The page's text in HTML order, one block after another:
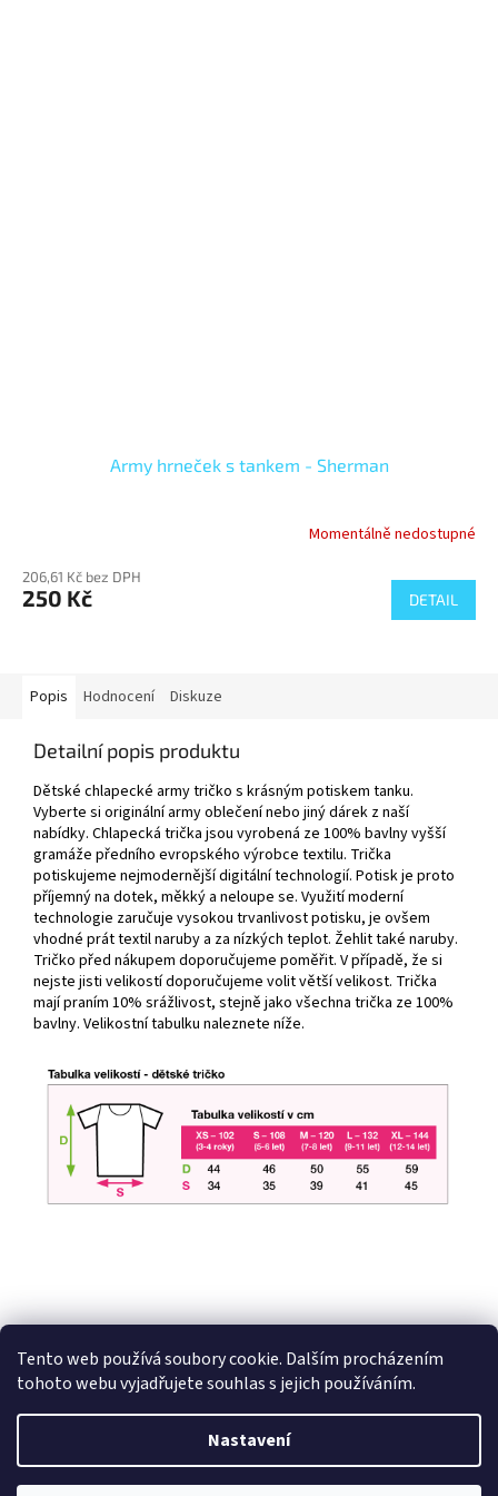
Tento web používá soubory cookie. Dalším procházením
tohoto webu vyjadřujete souhlas s jejich používáním.
Nastavení
Army hrneček s tankem - Sherman
Momentálně nedostupné
206,61 Kč bez DPH
250 Kč DETAIL
Popis Hodnocení Diskuze
Detailní popis produktu
Dětské chlapecké army tričko s krásným potiskem tanku.
Vyberte si originální army oblečení nebo jiný dárek z naší
nabídky. Chlapecká trička jsou vyrobená ze 100% bavlny vyšší
gramáže předního evropského výrobce textilu. Trička
potiskujeme nejmodernější digitální technologií. Potisk je proto
příjemný na dotek, měkký a neloupe se. Využití moderní
technologie zaručuje vysokou trvanlivost potisku, je ovšem
vhodné prát textil naruby a za nízkých teplot. Žehlit také naruby.
Tričko před nákupem doporučujeme poměřit. V případě, že si
nejste jisti velikostí doporučujeme volit větší velikost. Trička
mají praním 10% srážlivost, stejně jako všechna trička ze 100%
bavlny. Velikostní tabulku naleznete níže.